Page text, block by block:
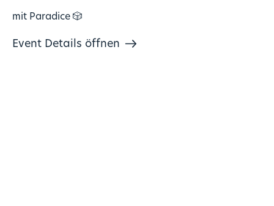
mit Paradice 🎲
Event Details öffnen